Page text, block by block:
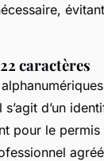
caractères
d’un
pour le